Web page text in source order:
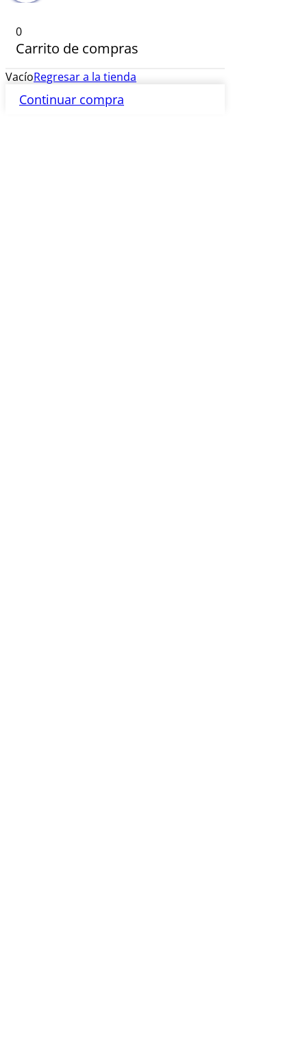
0
Carrito de compras
VacíoRegresar a la tienda
Continuar compra